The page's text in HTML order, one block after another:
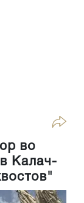
во
Калач-